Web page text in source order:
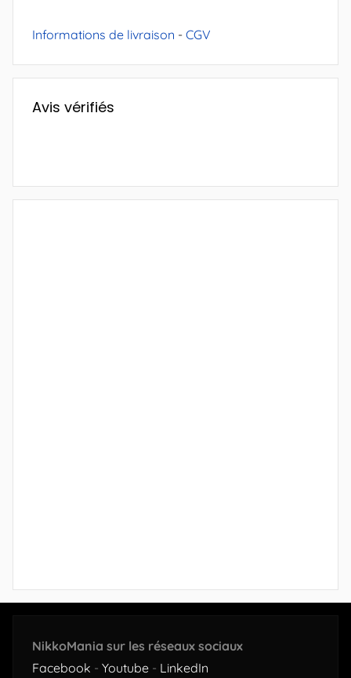
Informations de livraison - CGV
Avis vérifiés
NikkoMania sur les réseaux sociaux
Facebook - Youtube - LinkedIn